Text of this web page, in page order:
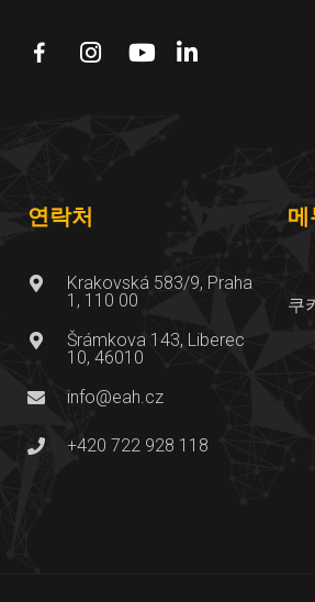
연락처
Krakovská 583/9, Praha
1, 110 00
Šrámkova 143, Liberec
10, 46010
info@eah.cz
+420 722 928 118
메
쿠